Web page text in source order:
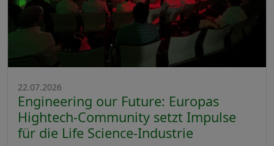
22.07.2026
Engineering our Future: Europas
Hightech-Community setzt Impulse
für die Life Science-Industrie